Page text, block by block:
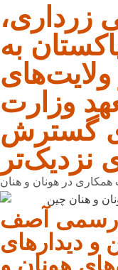
به
ولایت‌های
وزارت
گسترش
نزدیک‌تر
در هونان و هنان
رسمی آصف
و دیدارهای
هونان و